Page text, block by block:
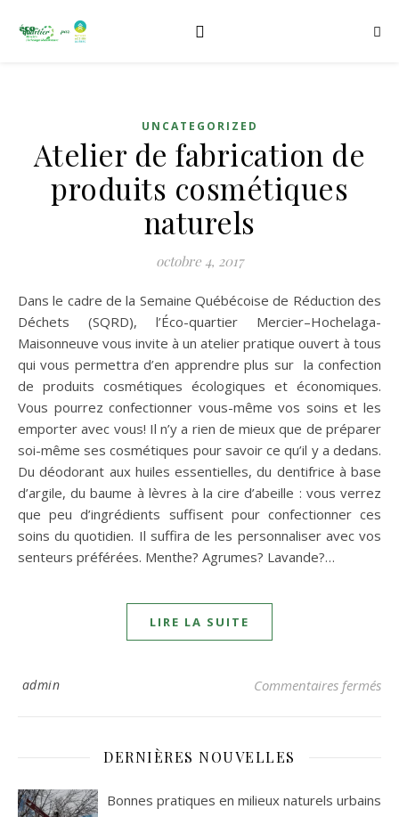
UNCATEGORIZED
Atelier de fabrication de
produits cosmétiques
naturels
octobre 4, 2017
Dans le cadre de la Semaine Québécoise de Réduction des
Déchets (SQRD), l’Éco-quartier Mercier–Hochelaga-
Maisonneuve vous invite à un atelier pratique ouvert à tous
qui vous permettra d’en apprendre plus sur la confection
de produits cosmétiques écologiques et économiques.
Vous pourrez confectionner vous-même vos soins et les
emporter avec vous! Il n’y a rien de mieux que de préparer
soi-même ses cosmétiques pour savoir ce qu’il y a dedans.
Du déodorant aux huiles essentielles, du dentifrice à base
d’argile, du baume à lèvres à la cire d’abeille : vous verrez
que peu d’ingrédients suffisent pour confectionner ces
soins du quotidien. Il suffira de les personnaliser avec vos
senteurs préférées. Menthe? Agrumes? Lavande?…
LIRE LA SUITE
admin Commentaires fermés
DERNIÈRES NOUVELLES
Bonnes pratiques en milieux naturels urbains